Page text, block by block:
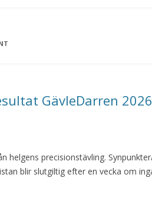
GävleDarren 2026
helgens precisionstävling.
blir slutgiltig efter en vecka om